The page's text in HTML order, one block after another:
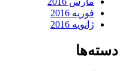
فوریه 2016
ژانویه 2016
دسته‌ها